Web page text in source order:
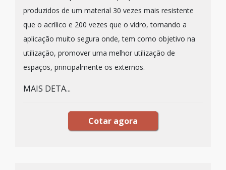
produzidos de um material 30 vezes mais resistente
que o acrílico e 200 vezes que o vidro, tornando a
aplicação muito segura onde, tem como objetivo na
utilização, promover uma melhor utilização de
espaços, principalmente os externos.
MAIS DETA...
Cotar agora